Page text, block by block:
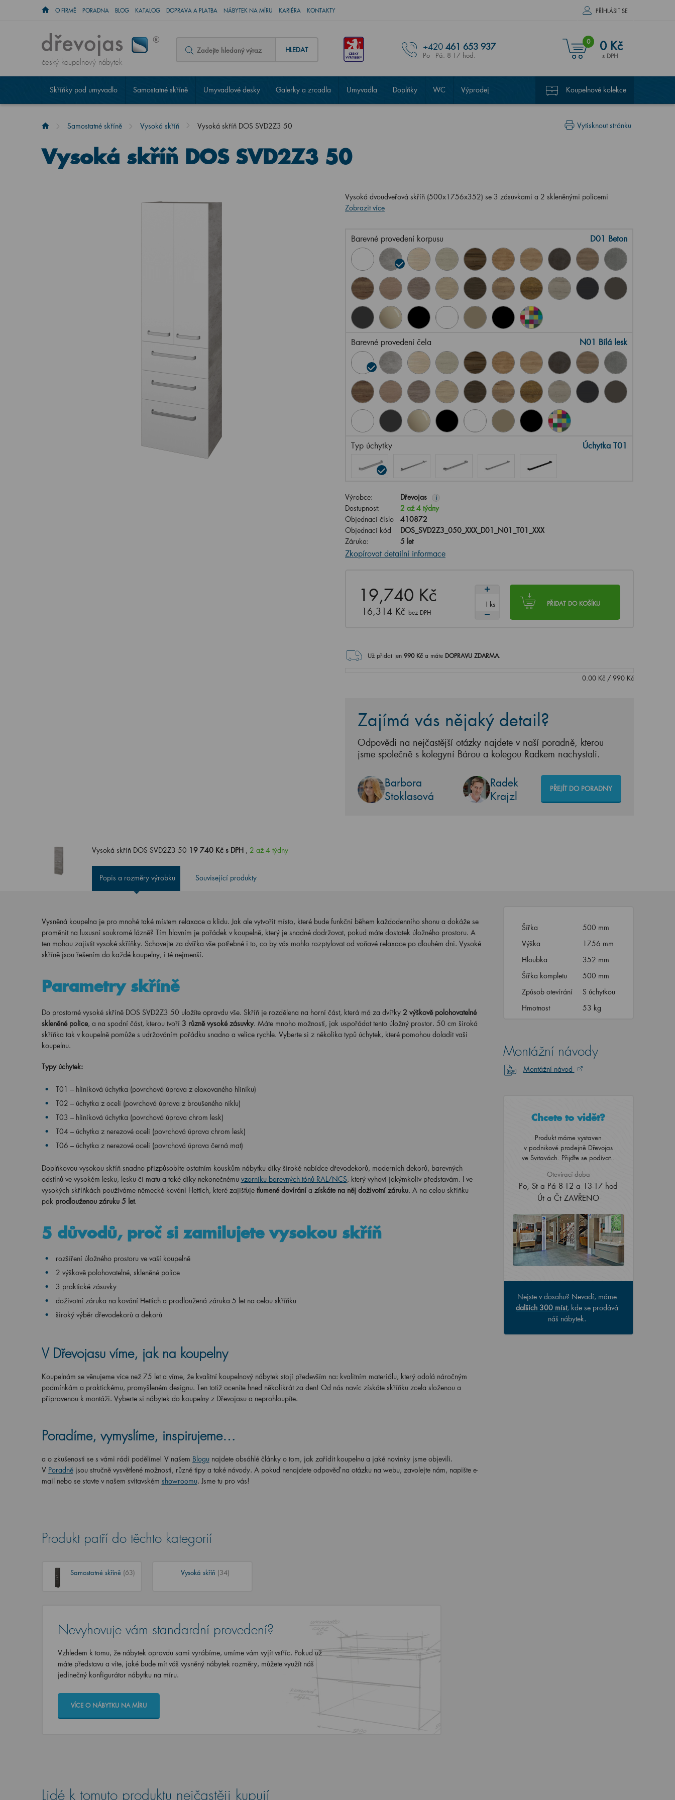
O FIRMĚ PORADNA BLOG KATALOG DOPRAVA A PLATBA NÁBYTEK NA MÍRU KARIÉRA KONTAKTY PŘÍHLÁSIT SE
český koupelnový nábytek
HLEDAT +420 461 653 937
Po - Pá: 8-17 hod.
0 0 Kč
s DPH
Skříňky pod umyvadlo Samostatné skříně Umyvadlové desky Galerky a zrcadla Umyvadla Doplňky WC Výprodej Koupelnové kolekce
Vytisknout stránku
Samostatné skříně Vysoká skříň Vysoká skříň DOS SVD2Z3 50
Vysoká skříň DOS SVD2Z3 50
Vysoká dvoudveřová skříň (500x1756x352) se 3 zásuvkami a 2 skleněnými policemi
Zobrazit více
Barevné provedení korpusu D01 Beton
Barevné provedení čela N01 Bílá lesk
Typ úchytky Úchytka T01
Výrobce: Dřevojas i
Dostupnost:
2 až 4 týdny
Objednací číslo
410872
Objednací kód
DOS_SVD2Z3_050_XXX_D01_N01_T01_XXX
Záruka:
5 let
Zkopírovat detailní informace
19,740 Kč
16,314 Kč bez DPH
PŘIDAT DO KOŠÍKU
ks
Už přidat jen 990Kč a máte DOPRAVU ZDARMA.
0.00Kč/ 990Kč
Zajímá vás nějaký detail?
Odpovědi na nejčastější otázky najdete v naší poradně, kterou
jsme společně s kolegyní Bárou a kolegou Radkem nachystali.
Barbora
Stoklasová
Radek
Krajzl
PŘEJÍT DO PORADNY
Vysoká skříň DOS SVD2Z3 50 19 740 Kč s DPH , 2 až 4 týdny
Popis a rozměry výrobku Související produkty
Vysněná koupelna je pro mnohé také místem relaxace a klidu. Jak ale vytvořit místo, které bude funkční během každodenního shonu a dokáže se
proměnit na luxusní soukromé lázně? Tím hlavním je pořádek v koupelně, který je snadné dodržovat, pokud máte dostatek úložného prostoru. A
ten mohou zajistit vysoké skříňky. Schovejte za dvířka vše potřebné i to, co by vás mohlo rozptylovat od voňavé relaxace po dlouhém dni. Vysoké
skříně jsou řešením do každé koupelny, i té nejmenší.
Parametry skříně
Do prostorné vysoké skříně DOS SVD2Z3 50 uložíte opravdu vše. Skříň je rozdělena na horní část, která má za dvířky 2 výškově polohovatelné
skleněné police, a na spodní část, kterou tvoří 3 různě vysoké zásuvky. Máte mnoho možností, jak uspořádat tento úložný prostor. 50 cm široká
skříňka tak v koupelně pomůže s udržováním pořádku snadno a velice rychle. Vyberte si z několika typů úchytek, které pomohou doladit vaši
koupelnu.
Typy úchytek:
T01 – hliníková úchytka (povrchová úprava z eloxovaného hliníku)
T02 – úchytka z oceli (povrchová úprava z broušeného niklu)
T03 – hliníková úchytka (povrchová úprava chrom lesk)
T04 – úchytka z nerezové oceli (povrchová úprava chrom lesk)
T06 – úchytka z nerezové oceli (povrchová úprava černá mat)
Doplňkovou vysokou skříň snadno přizpůsobíte ostatním kouskům nábytku díky široké nabídce dřevodekorů, moderních dekorů, barevných
odstínů ve vysokém lesku, lesku či matu a také díky nekonečnému vzorníku barevných tónů RAL/NCS, který vyhoví jakýmkoliv představám. I ve
vysokých skříňkách používáme německé kování Hettich, které zajišťuje tlumené dovírání a získáte na něj doživotní záruku. A na celou skříňku
pak prodlouženou záruku 5 let.
5 důvodů, proč si zamilujete vysokou skříň
rozšíření úložného prostoru ve vaší koupelně
2 výškově polohovatelné, skleněné police
3 praktické zásuvky
doživotní záruka na kování Hettich a prodloužená záruka 5 let na celou skříňku
široký výběr dřevodekorů a dekorů
V Dřevojasu víme, jak na koupelny
Koupelnám se věnujeme více než 75 let a víme, že kvalitní koupelnový nábytek stojí především na: kvalitním materiálu, který odolá náročným
podmínkám a praktickému, promyšleném designu. Ten totiž oceníte hned několikrát za den! Od nás navíc získáte skříňku zcela složenou a
připravenou k montáži. Vyberte si nábytek do koupelny z Dřevojasu a neprohloupíte.
Poradíme, vymyslíme, inspirujeme…
a o zkušenosti se s vámi rádi podělíme! V našem Blogu najdete obsáhlé články o tom, jak zařídit koupelnu a jaké novinky jsme objevili.
V Poradně jsou stručně vysvětlené možnosti, různé tipy a také návody. A pokud nenajdete odpověď na otázku na webu, zavolejte nám, napište e-
mail nebo se stavte v našem svitavském showroomu. Jsme tu pro vás!
Produkt patří do těchto kategorií
Samostatné skříně (63) Vysoká skříň (34)
Nevyhovuje vám standardní provedení?
Vzhledem k tomu, že nábytek opravdu sami vyrábíme, umíme vám vyjít vstříc. Pokud už
máte představu a víte, jaké bude mít váš vysněný nábytek rozměry, můžete využít náš
jedinečný konfigurátor nábytku na míru.
VÍCE O NÁBYTKU NA MÍRU
Šířka
500 mm
Výška
1756 mm
Hloubka
352 mm
Šířka kompletu
500 mm
Způsob otevírání
S úchytkou
Hmotnost
53 kg
Montážní návody
Montážní návod
Chcete to vidět?
Produkt máme vystaven
v podnikové prodejně Dřevojas
ve Svitavách. Přijďte se podívat..
Otevírací doba
Po, St a Pá 8-12 a 13-17 hod
Út a Čt ZAVŘENO
Nejste v dosahu? Nevadí, máme
dalších 300 míst, kde se prodává
náš nábytek.
Lidé k tomuto produktu nejčastěji kupují